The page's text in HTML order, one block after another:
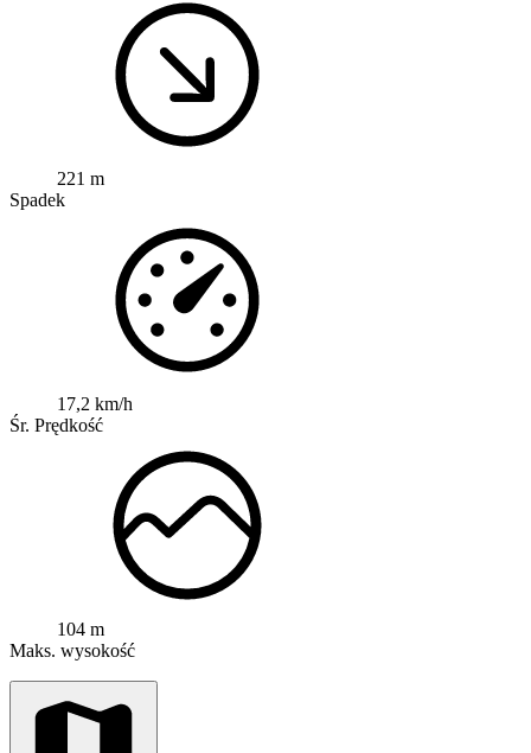
221 m
Spadek
17,2 km/h
Śr. Prędkość
104 m
Maks. wysokość